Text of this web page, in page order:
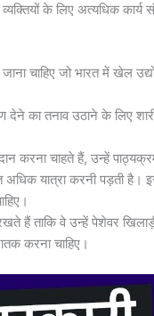
के लिए अत्यधिक कार्य
जाना चाहिए जो भारत में खेल
देने का तनाव उठाने के लिए
करना चाहते हैं, उन्हें
यात्रा करनी पड़ती है।
हैं ताकि वे उन्हें पेशेवर
करना चाहिए।